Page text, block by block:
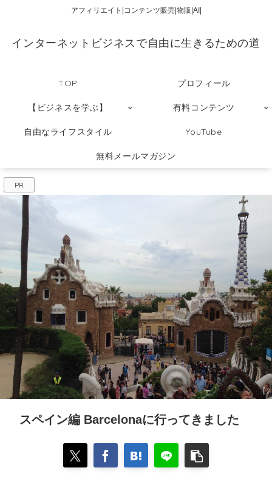
アフィリエイト|コンテンツ販売|物販|AI|
インターネットビジネスで自由に生きるための道
TOP プロフィール
【ビジネスを学ぶ】 有料コンテンツ
自由なライフスタイル YouTube
無料メールマガジン
PR
スペイン編 Barcelonaに行ってきました